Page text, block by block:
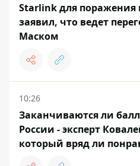
Starlink для поражения
заявил, что ведет
Маском
10:26
Заканчиваются ли
России - эксперт
который вряд ли